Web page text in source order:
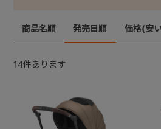
商品名順 発売日順 価格(安
14件あります